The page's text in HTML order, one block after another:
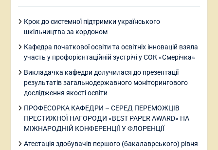
Крок до системної підтримки українського
шкільництва за кордоном
Кафедра початкової освіти та освітніх інновацій взяла
участь у профорієнтаційній зустрічі у СОК «Смерічка»
Викладачка кафедри долучилася до презентації
результатів загальнодержавного моніторингового
дослідження якості освіти
ПРОФЕСОРКА КАФЕДРИ – СЕРЕД ПЕРЕМОЖЦІВ
ПРЕСТИЖНОЇ НАГОРОДИ «BEST PAPER AWARD» НА
МІЖНАРОДНІЙ КОНФЕРЕНЦІЇ У ФЛОРЕНЦІЇ
Атестація здобувачів першого (бакалаврського) рівня